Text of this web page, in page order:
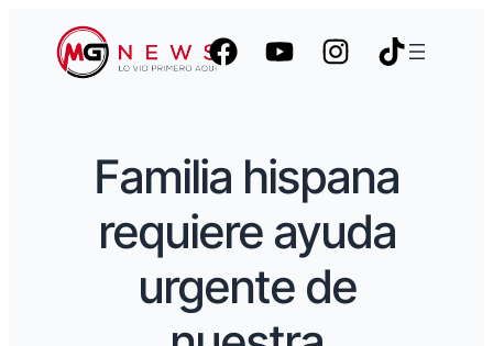
Familia hispana
requiere ayuda
urgente de